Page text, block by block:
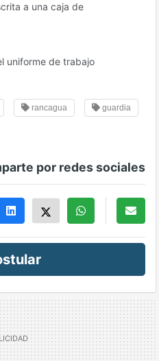
a una caja de
uniforme de trabajo
rancagua guardia
por redes sociales